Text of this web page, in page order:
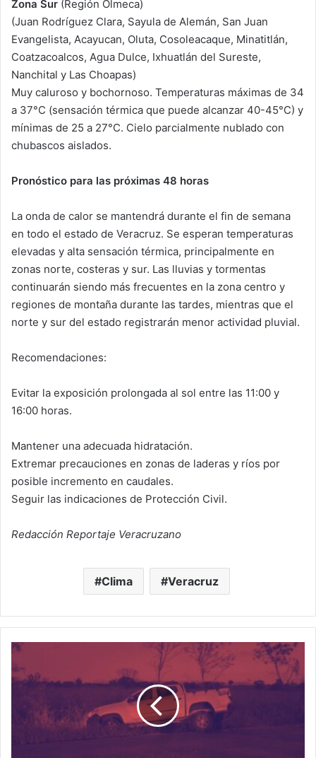
Zona Sur (Región Olmeca)
(Juan Rodríguez Clara, Sayula de Alemán, San Juan
Evangelista, Acayucan, Oluta, Cosoleacaque, Minatitlán,
Coatzacoalcos, Agua Dulce, Ixhuatlán del Sureste,
Nanchital y Las Choapas)
Muy caluroso y bochornoso. Temperaturas máximas de 34
a 37°C (sensación térmica que puede alcanzar 40-45°C) y
mínimas de 25 a 27°C. Cielo parcialmente nublado con
chubascos aislados.
Pronóstico para las próximas 48 horas
La onda de calor se mantendrá durante el fin de semana
en todo el estado de Veracruz. Se esperan temperaturas
elevadas y alta sensación térmica, principalmente en
zonas norte, costeras y sur. Las lluvias y tormentas
continuarán siendo más frecuentes en la zona centro y
regiones de montaña durante las tardes, mientras que el
norte y sur del estado registrarán menor actividad pluvial.
Recomendaciones:
Evitar la exposición prolongada al sol entre las 11:00 y
16:00 horas.
Mantener una adecuada hidratación.
Extremar precauciones en zonas de laderas y ríos por
posible incremento en caudales.
Seguir las indicaciones de Protección Civil.
Redacción Reportaje Veracruzano
Clima Veracruz
Ejecutan
jefe
cosechas